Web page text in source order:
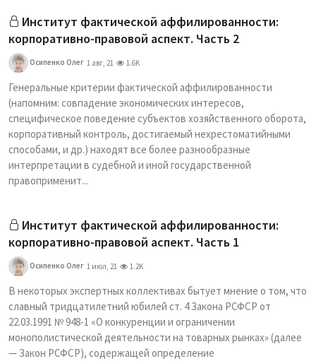
Институт фактической аффилированности:
корпоративно-правовой аспект. Часть 2
Осипенко Олег 1 авг, 21 1.6K
Генеральные критерии фактической аффилированности
(напомним: совпадение экономических интересов,
специфическое поведение субъектов хозяйственного оборота,
корпоративный контроль, достигаемый нехрестоматийными
способами, и др.) находят все более разнообразные
интерпретации в судебной и иной государственной
правоприменит...
Институт фактической аффилированности:
корпоративно-правовой аспект. Часть 1
Осипенко Олег 1 июл, 21 1.2K
В некоторых экспертных коллективах бытует мнение о том, что
славный тридцатилетний юбилей ст. 4 Закона РСФСР от
22.03.1991 № 948-1 «О конкуренции и ограничении
монополистической деятельности на товарных рынках» (далее
— Закон РСФСР), содержащей определение